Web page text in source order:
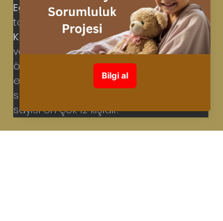
Eğitim Süresiesi: 2 tam gündür (8+8
toplam 16 saat)
Katılımcı Sayısı: Etkileşimli uygulamalar
ve katılarak birlikte deneyimleme ve
öğrenme dinamikleri doğrultusunda,
eğitim verimliliğinin en üst düzeyde
sağlanabilmesi için önerilen katılımcı
sayısı en çok 12 kişidir.